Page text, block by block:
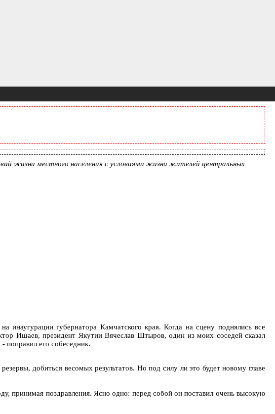
жизни местного населения с условиями жизни жителей центральных
губернатора Камчатского края. Когда на сцену поднялись все
Ишаев, президент Якутии Вячеслав Штыров, один из моих соседей сказал
поправил его собеседник.
добиться весомых результатов. Но под силу ли это будет новому главе
принимая поздравления. Ясно одно: перед собой он поставил очень высокую